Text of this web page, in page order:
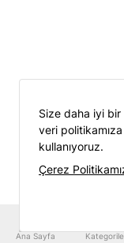
Ana Sayfa
Size daha iyi
veri
kullanıyoruz.
Çerez